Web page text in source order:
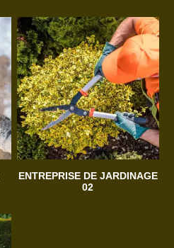
ENTREPRISE DE JARDINAGE
02